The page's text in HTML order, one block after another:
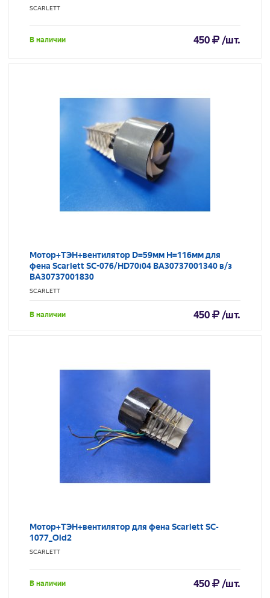
SCARLETT
В наличии 450 /шт.
Мотор+ТЭН+вентилятор D=59мм H=116мм для
фена Scarlett SC-076/HD70i04 BA30737001340 в/з
BA30737001830
SCARLETT
В наличии 450 /шт.
Мотор+ТЭН+вентилятор для фена Scarlett SC-
1077_Old2
SCARLETT
В наличии 450 /шт.